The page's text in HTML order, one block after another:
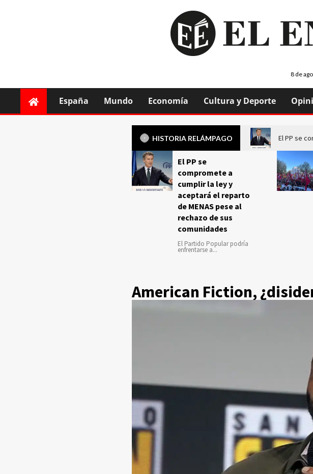
8 de
España Mundo Economía Cultura y Deporte
HISTORIA RELÁMPAGO El PP se
El PP se
compromete a
cumplir la ley y
aceptará el reparto
de MENAS pese al
rechazo de sus
comunidades
El Partido Popular podría
enfrentarse a...
American Fiction,